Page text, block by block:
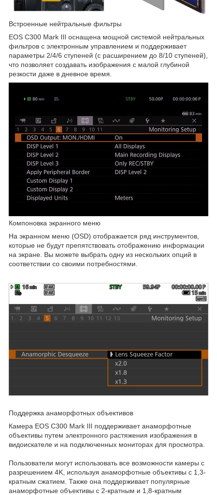
Встроенные нейтральные фильтры
EOS C300 Mark III оснащена мощной системой нейтральных
фильтров с электронным управлением и поддерживает
параметры 2/4/6 ступеней (с расширением до 8/10 ступеней),
что позволяет создавать изображения с малой глубиной
резкости даже в дневное время.
Компоновка экранного меню
На экранном меню (OSD) отображается ряд инструментов,
которые не будут препятствовать отображению информации
на экране. Вы можете выбрать одну из нескольких опций в
соответствии со своими потребностями.
Поддержка анаморфотных объективов
Камера EOS C300 Mark III поддерживает анаморфотные
объективы путем электронного растяжения изображения в
видоискателе и на подключенных мониторах для просмотра.
Пользователи могут использовать все возможности камеры с
разрешением 4K, используя анаморфотные объективы с 1,3-
кратным сжатием. Также она поддерживает популярные
анаморфотные объективы с 2-кратным и 1,8-кратным